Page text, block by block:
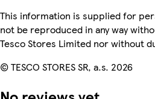
This information is supplied for
not be reproduced in any way
Tesco Stores Limited nor without
© TESCO STORES SR, a.s. 2026